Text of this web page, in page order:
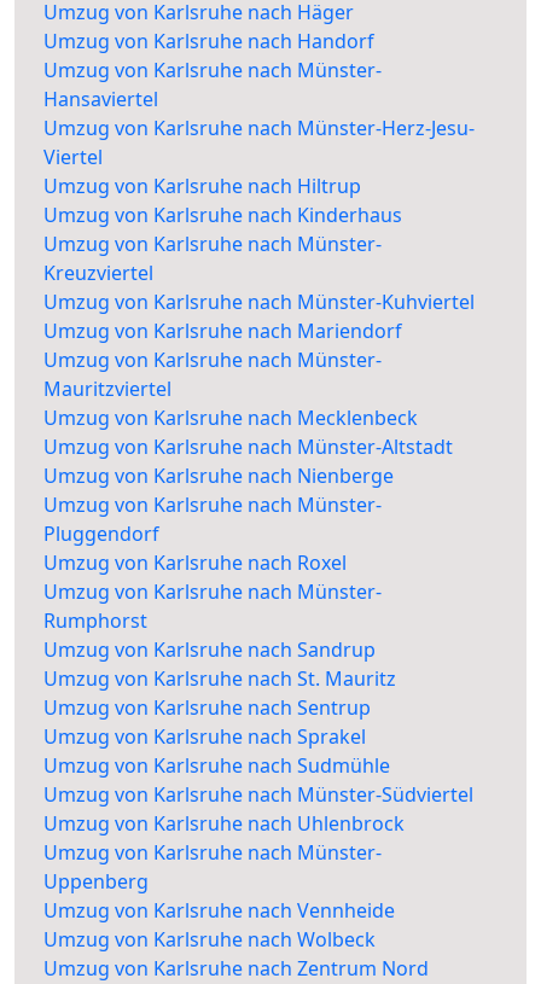
Umzug von Karlsruhe nach Häger
Umzug von Karlsruhe nach Handorf
Umzug von Karlsruhe nach Münster-
Hansaviertel
Umzug von Karlsruhe nach Münster-Herz-Jesu-
Viertel
Umzug von Karlsruhe nach Hiltrup
Umzug von Karlsruhe nach Kinderhaus
Umzug von Karlsruhe nach Münster-
Kreuzviertel
Umzug von Karlsruhe nach Münster-Kuhviertel
Umzug von Karlsruhe nach Mariendorf
Umzug von Karlsruhe nach Münster-
Mauritzviertel
Umzug von Karlsruhe nach Mecklenbeck
Umzug von Karlsruhe nach Münster-Altstadt
Umzug von Karlsruhe nach Nienberge
Umzug von Karlsruhe nach Münster-
Pluggendorf
Umzug von Karlsruhe nach Roxel
Umzug von Karlsruhe nach Münster-
Rumphorst
Umzug von Karlsruhe nach Sandrup
Umzug von Karlsruhe nach St. Mauritz
Umzug von Karlsruhe nach Sentrup
Umzug von Karlsruhe nach Sprakel
Umzug von Karlsruhe nach Sudmühle
Umzug von Karlsruhe nach Münster-Südviertel
Umzug von Karlsruhe nach Uhlenbrock
Umzug von Karlsruhe nach Münster-
Uppenberg
Umzug von Karlsruhe nach Vennheide
Umzug von Karlsruhe nach Wolbeck
Umzug von Karlsruhe nach Zentrum Nord